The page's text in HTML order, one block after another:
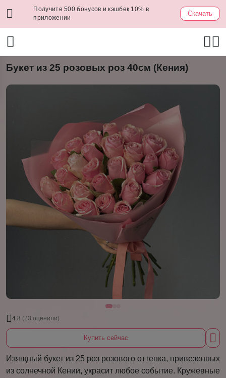
Получите 500 бонусов и кэшбек 10% в
приложении
Скачать
Букет из 25 розовых роз 40см (Кения)
4.8 (23 оценили)
Купить сейчас
Изящный букет из 25 роз розового оттенка, привезенных
из солнечной Кении, украсит любое событие. Кружевные